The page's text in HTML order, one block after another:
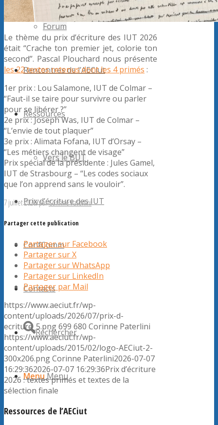
Forum
Rencontres de l’AECiut
Ressources
Vers le BUT
Prix d’écriture des IUT
ConfComm
Contacts
Rechercher
Menu Menu
Le thème du prix d’écriture des IUT 2026
était “Crache ton premier jet, colorie ton
second”. Pascal Plouchard nous présente
les 22 textes retenus dont les 4 primés :
1er prix : Lou Salamone, IUT de Colmar –
“Faut-il se taire pour survivre ou parler
pour se libérer ?”
2e prix : Joseph Was, IUT de Colmar –
“L’envie de tout plaquer”
3e prix : Alimata Fofana, IUT d’Orsay –
“Les métiers changent de visage”
Prix spécial de la présidente : Jules Gamel,
IUT de Strasbourg – “Les codes sociaux
que l’on apprend sans le vouloir”.
7 juillet 2026/parCorinne Paterlini
Partager cette publication
Partager sur Facebook
Partager sur X
Partager sur WhatsApp
Partager sur LinkedIn
Partager par Mail
https://www.aeciut.fr/wp-
content/uploads/2026/07/prix-d-
ecriture_5.png699 680 Corinne Paterlini
https://www.aeciut.fr/wp-
content/uploads/2015/02/logo-AECiut-2-
300x206.pngCorinne Paterlini2026-07-07
16:29:362026-07-07 16:29:36Prix d’écriture
2026 : textes primés et textes de la
sélection finale
Ressources de l’AECiut